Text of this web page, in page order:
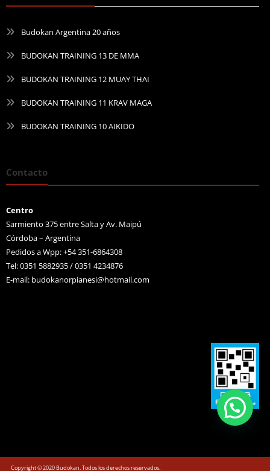
Budokan Argentina 20 años
BUDOKAN TRAINING 13 DE MMA
BUDOKAN TRAINING 12 MUAY THAI
BUDOKAN TRAINING 11 KRAV MAGA
BUDOKAN TRAINING 10 AIKIDO
Contacto
Centro
Sarmiento 375 entre Salta y Av. Maipú
Córdoba – Argentina
Pedidos a Wpp: +54 351-6864308
Tel: 0351 5882935 / 0351 4234876
E-mail: budokanorpianesi@hotmail.com
Copyright © 2020 Budokan. Todos los derechos reservados.